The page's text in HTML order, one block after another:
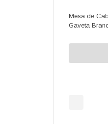
Mesa de
Gaveta